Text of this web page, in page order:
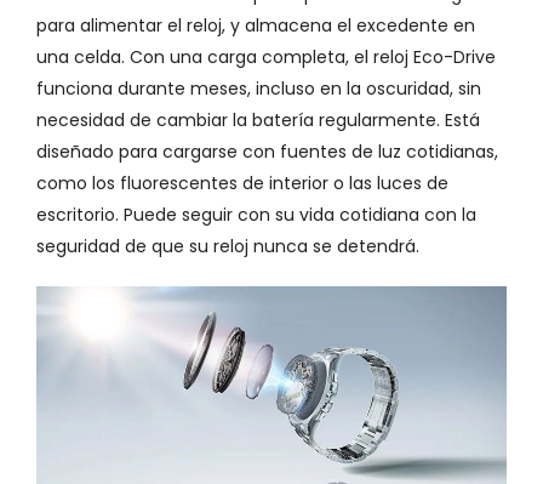
para alimentar el reloj, y almacena el excedente en
una celda. Con una carga completa, el reloj Eco-Drive
funciona durante meses, incluso en la oscuridad, sin
necesidad de cambiar la batería regularmente. Está
diseñado para cargarse con fuentes de luz cotidianas,
como los fluorescentes de interior o las luces de
escritorio. Puede seguir con su vida cotidiana con la
seguridad de que su reloj nunca se detendrá.